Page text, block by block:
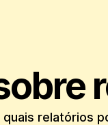
quais relatórios